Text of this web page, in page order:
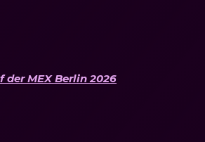
der MEX Berlin 2026